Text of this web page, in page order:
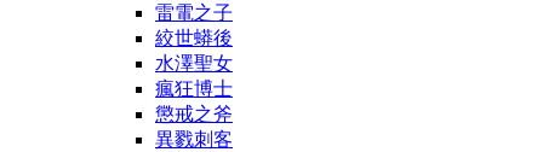
雷電之子
絞世蟒後
水澤聖女
瘋狂博士
懲戒之斧
異戮刺客